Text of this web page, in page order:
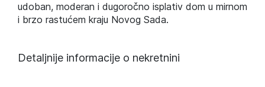
udoban, moderan i dugoročno isplativ dom u mirnom
i brzo rastućem kraju Novog Sada.
Detaljnije informacije o nekretnini